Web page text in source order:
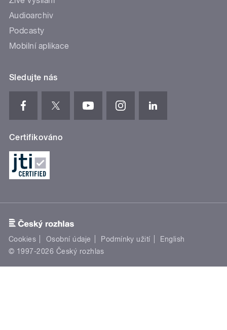
Audioarchiv
Podcasty
Mobilní aplikace
Sledujte nás
Certifikováno
Cookies Osobní údaje Podmínky užití
English
© 1997-2026 Český rozhlas